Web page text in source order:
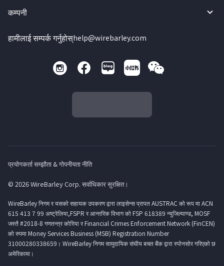
कम्पनी
हामीलाई सम्पर्क गर्नुहोस्help@wirebarley.com
प्रयोगकर्ता सम्झौता & गोपनीयता नीति
© 2026 WireBarley Corp. सर्वाधिकार सुरक्षित।
WireBarley निगम र यसको सहायक उपकरण द्वारा लाइसेन्स प्रापत AUSTRAC को रूप मा ACN
615 413 7 99 अष्ट्रेलिया,FSPR र आन्तरिक विभाग को FSP 618389 न्युजिल्याण्ड, MOSF
जस्तै #2018-8 गणतन्त्र कोरिया र Financial Crimes Enforcement Network (FinCEN)
को रुपमा Money Services Business (MSB) Registration Number
31000280338659। WireBarley निगम सामुदायिक संघीय बचत बैंक द्वारा स्पोनसोर गरिएको छ
अमेरिकामा।